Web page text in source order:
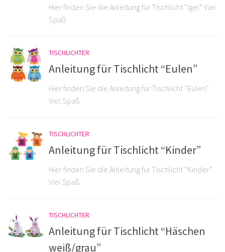
Hier finden Sie die Anleitung für Tischlicht “Igel” Viel
Spaß
TISCHLICHTER
Anleitung für Tischlicht “Eulen”
Hier finden Sie die Anleitung für Tischlicht “Eulen”
Viel Spaß
TISCHLICHTER
Anleitung für Tischlicht “Kinder”
Hier finden Sie die Anleitung für Tischlicht “Kinder”
Viel Spaß
TISCHLICHTER
Anleitung für Tischlicht “Häschen
weiß/grau”